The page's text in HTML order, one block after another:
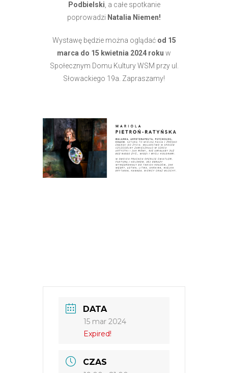
Podbielski , a całe spotkanie
poprowadzi Natalia Niemen!
Wystawę będzie można oglądać od 15
marca do 15 kwietnia 2024 roku w
Społecznym Domu Kultury WSM przy ul.
Słowackiego 19a. Zapraszamy!
DATA
15 mar 2024
Expired!
CZAS